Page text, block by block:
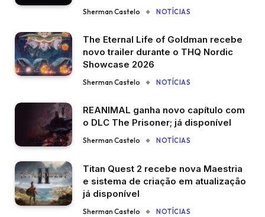
Sherman Castelo NOTÍCIAS
The Eternal Life of Goldman recebe
novo trailer durante o THQ Nordic
Showcase 2026
Sherman Castelo NOTÍCIAS
REANIMAL ganha novo capítulo com
o DLC The Prisoner; já disponível
Sherman Castelo NOTÍCIAS
Titan Quest 2 recebe nova Maestria
e sistema de criação em atualização
já disponível
Sherman Castelo NOTÍCIAS